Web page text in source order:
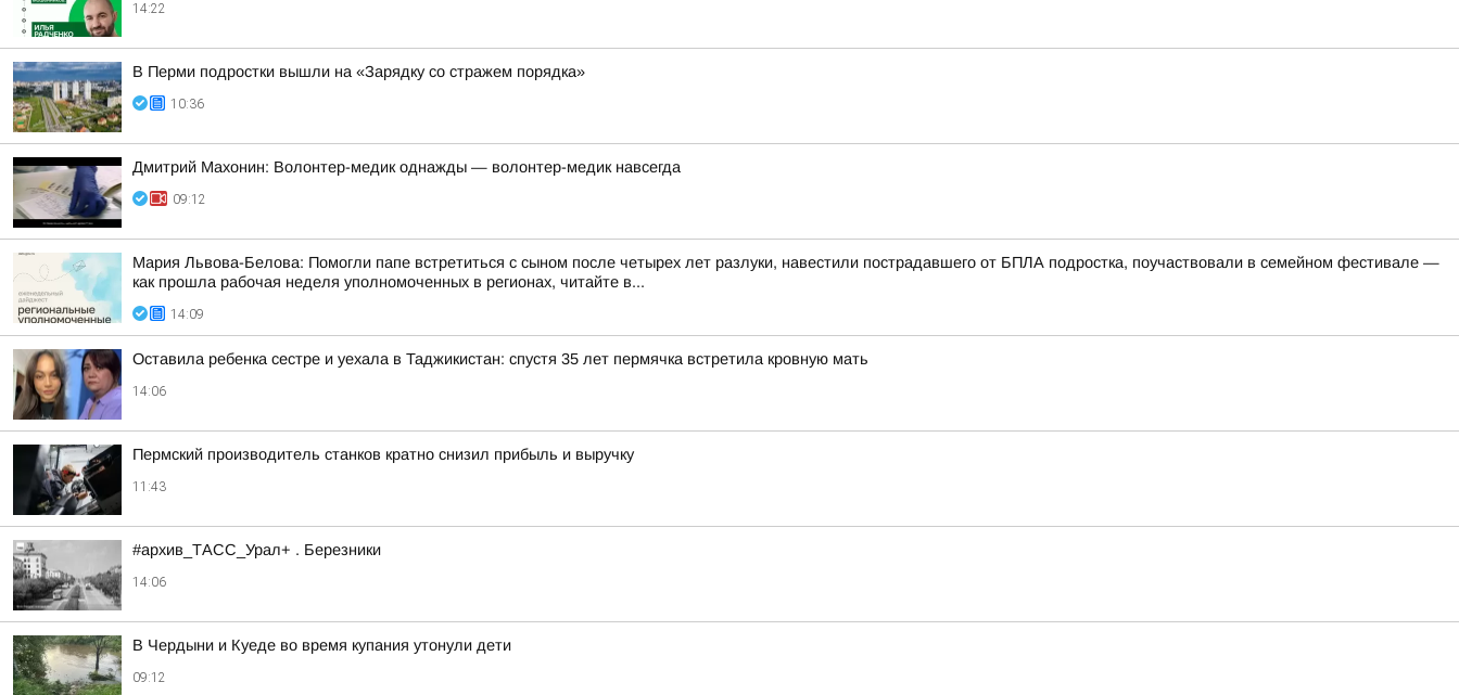
14:22
В Перми подростки вышли на «Зарядку со стражем порядка»
10:36
Дмитрий Махонин: Волонтер-медик однажды — волонтер-медик навсегда
09:12
Мария Львова-Белова: Помогли папе встретиться с сыном после четырех лет разлуки, навестили пострадавшего от БПЛА подростка, поучаствовали в семейном фестивале —
как прошла рабочая неделя уполномоченных в регионах, читайте в...
14:09
Оставила ребенка сестре и уехала в Таджикистан: спустя 35 лет пермячка встретила кровную мать
14:06
Пермский производитель станков кратно снизил прибыль и выручку
11:43
#архив_ТАСС_Урал+ . Березники
14:06
В Чердыни и Куеде во время купания утонули дети
09:12